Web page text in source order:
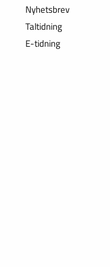
Nyhetsbrev
Taltidning
E-tidning